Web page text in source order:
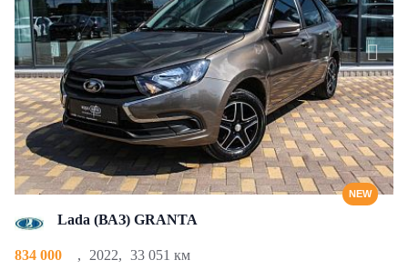
NEW
Lada (ВАЗ) GRANTA
834 000 , 2022, 33 051 км